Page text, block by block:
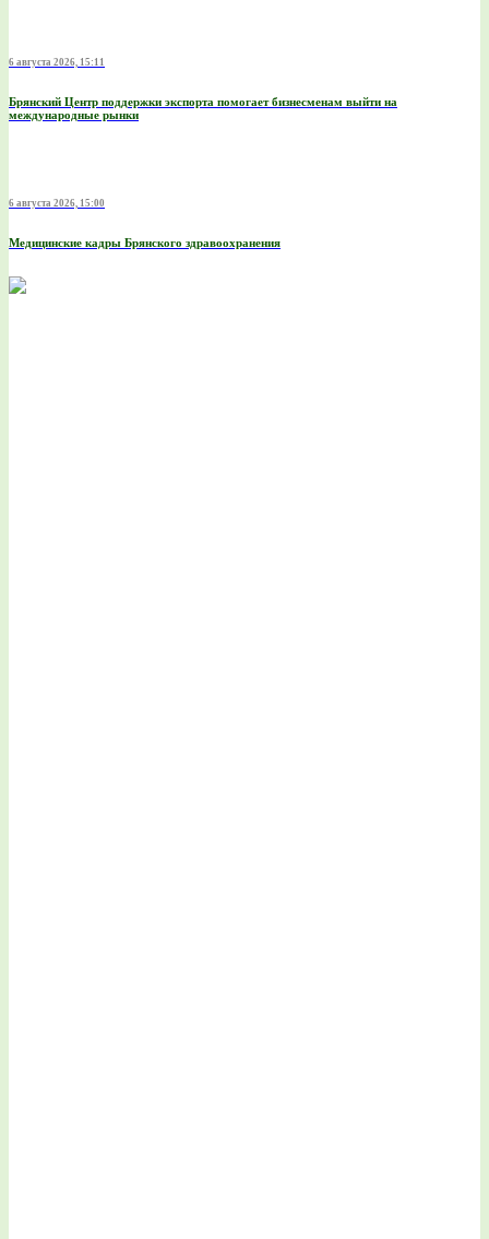
6 августа 2026, 15:11
Брянский Центр поддержки экспорта помогает бизнесменам выйти на
международные рынки
6 августа 2026, 15:00
Медицинские кадры Брянского здравоохранения